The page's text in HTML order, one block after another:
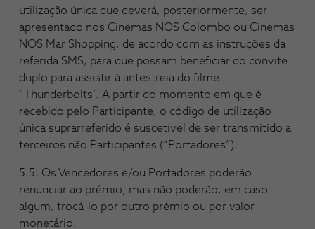
utilização única que deverá, posteriormente, ser
apresentado nos Cinemas NOS Colombo ou Cinemas
NOS Mar Shopping, de acordo com as instruções da
referida SMS, para que possam beneficiar do convite
duplo para assistir à antestreia do filme
“Thunderbolts”. A partir do momento em que é
recebido pelo Participante, o código de utilização
única suprarreferido é suscetível de ser transmitido a
terceiros não Participantes (“Portadores”).
5.5. Os Vencedores e/ou Portadores poderão
renunciar ao prémio, mas não poderão, em caso
algum, trocá-lo por outro prémio ou por valor
monetário.